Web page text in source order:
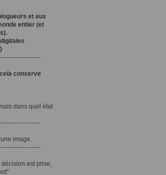
et aux
entier (et
conserve
dans quel état
image.
est prise,